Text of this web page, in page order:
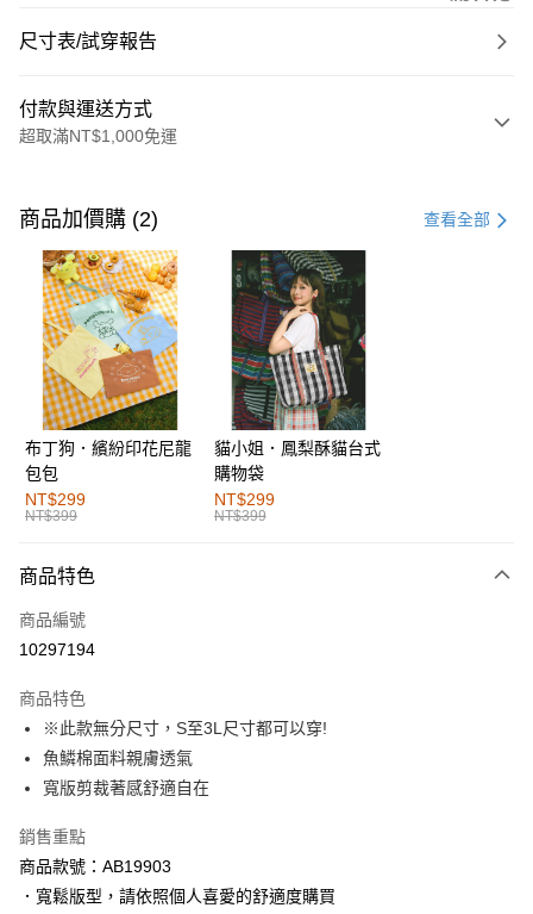
尺寸表/試穿報告
付款與運送方式
超取滿NT$1,000免運
信用卡一次付款
購物金
超商取貨付款
LINE Pay
街口支付
運送方式
全家取貨付款
每筆NT$60，滿NT$1,000(含以上)免運費
付款後全家取貨
萊爾富取貨付款
付款後萊爾富取貨
每筆NT$60，滿NT$1,000(含以上)免運費
7-11取貨付款
每筆NT$60，滿NT$1,000(含以上)免運費
付款後7-11取貨
每筆NT$60，滿NT$1,000(含以上)免運費
商品加價購 (2) 查看全部
布丁狗．繽紛印花尼龍
包包
NT$299
NT$399
貓小姐．鳳梨酥貓台式
購物袋
NT$299
NT$399
商品特色
商品編號
10297194
商品特色
※此款無分尺寸，S至3L尺寸都可以穿!
魚鱗棉面料親膚透氣
寬版剪裁著感舒適自在
銷售重點
商品款號：AB19903
．寬鬆版型，請依照個人喜愛的舒適度購買